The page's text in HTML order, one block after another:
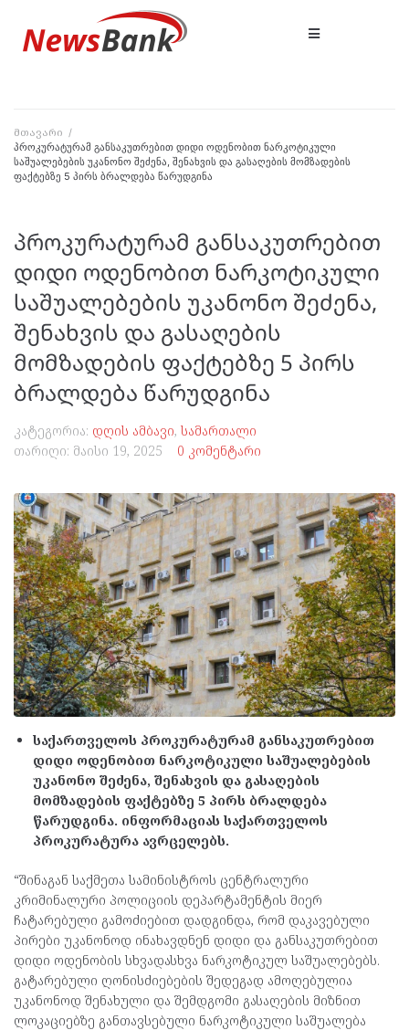
მთავარი /
პროკურატურამ განსაკუთრებით დიდი ოდენობით ნარკოტიკული
საშუალებების უკანონო შეძენა, შენახვის და გასაღების მომზადების
ფაქტებზე 5 პირს ბრალდება წარუდგინა
პროკურატურამ განსაკუთრებით
დიდი ოდენობით ნარკოტიკული
საშუალებების უკანონო შეძენა,
შენახვის და გასაღების
მომზადების ფაქტებზე 5 პირს
ბრალდება წარუდგინა
კატეგორია: დღის ამბავი, სამართალი
თარიღი: მაისი 19, 2025 0 კომენტარი
საქართველოს პროკურატურამ განსაკუთრებით
დიდი ოდენობით ნარკოტიკული საშუალებების
უკანონო შეძენა, შენახვის და გასაღების
მომზადების ფაქტებზე 5 პირს ბრალდება
წარუდგინა. ინფორმაციას საქართველოს
პროკურატურა ავრცელებს.
“შინაგან საქმეთა სამინისტროს ცენტრალური
კრიმინალური პოლიციის დეპარტამენტის მიერ
ჩატარებული გამოძიებით დადგინდა, რომ დაკავებული
პირები უკანონოდ ინახავდნენ დიდი და განსაკუთრებით
დიდი ოდენობის სხვადასხვა ნარკოტიკულ საშუალებებს.
გატარებული ღონისძიებების შედეგად ამოღებულია
უკანონოდ შენახული და შემდგომი გასაღების მიზნით
ლოკაციებზე განთავსებული ნარკოტიკული საშუალება